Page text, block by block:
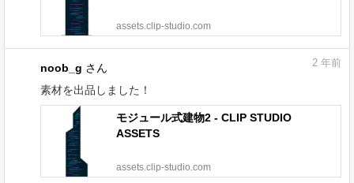
assets.clip-studio.com
noob_g さん
素材を出品しました！
2 年前
モジュール式建物2 - CLIP STUDIO
ASSETS
assets.clip-studio.com